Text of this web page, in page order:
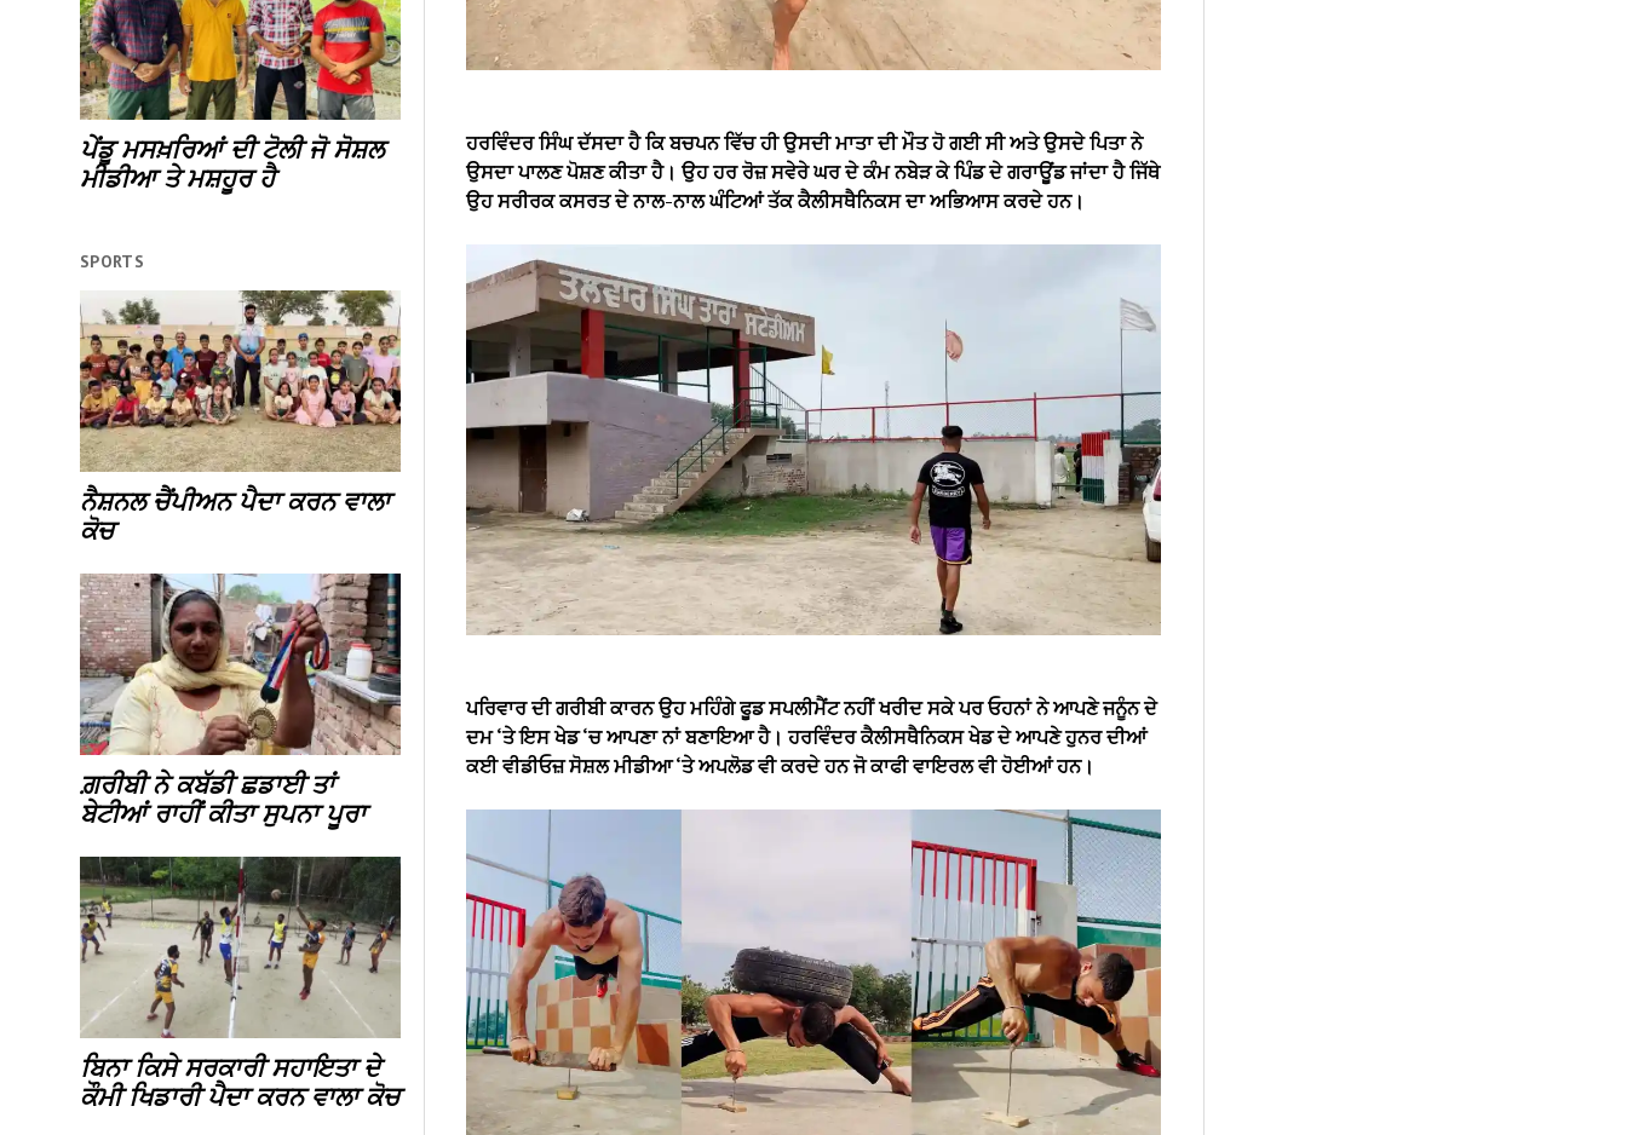
ਪੇਂਡੂ ਮਸਖ਼ਰਿਆਂ ਦੀ ਟੋਲੀ ਜੋ ਸੋਸ਼ਲ
ਮੀਡੀਆ ਤੇ ਮਸ਼ਹੂਰ ਹੈ
SPORTS
ਨੈਸ਼ਨਲ ਚੈਂਪੀਅਨ ਪੈਦਾ ਕਰਨ ਵਾਲਾ
ਕੋਚ
ਗ਼ਰੀਬੀ ਨੇ ਕਬੱਡੀ ਛਡਾਈ ਤਾਂ
ਬੇਟੀਆਂ ਰਾਹੀਂ ਕੀਤਾ ਸੁਪਨਾ ਪੂਰਾ
ਬਿਨਾ ਕਿਸੇ ਸਰਕਾਰੀ ਸਹਾਇਤਾ ਦੇ
ਕੌਮੀ ਖਿਡਾਰੀ ਪੈਦਾ ਕਰਨ ਵਾਲਾ ਕੋਚ
ਹਰਵਿੰਦਰ ਸਿੰਘ ਦੱਸਦਾ ਹੈ ਕਿ ਬਚਪਨ ਵਿੱਚ ਹੀ ਉਸਦੀ ਮਾਤਾ ਦੀ ਮੌਤ ਹੋ ਗਈ ਸੀ ਅਤੇ ਉਸਦੇ ਪਿਤਾ ਨੇ
ਉਸਦਾ ਪਾਲਣ ਪੋਸ਼ਣ ਕੀਤਾ ਹੈ। ਉਹ ਹਰ ਰੋਜ਼ ਸਵੇਰੇ ਘਰ ਦੇ ਕੰਮ ਨਬੇੜ ਕੇ ਪਿੰਡ ਦੇ ਗਰਾਊਂਡ ਜਾਂਦਾ ਹੈ ਜਿੱਥੇ
ਉਹ ਸਰੀਰਕ ਕਸਰਤ ਦੇ ਨਾਲ-ਨਾਲ ਘੰਟਿਆਂ ਤੱਕ ਕੈਲੀਸਥੈਨਿਕਸ ਦਾ ਅਭਿਆਸ ਕਰਦੇ ਹਨ।
ਪਰਿਵਾਰ ਦੀ ਗਰੀਬੀ ਕਾਰਨ ਉਹ ਮਹਿੰਗੇ ਫੂਡ ਸਪਲੀਮੈਂਟ ਨਹੀਂ ਖਰੀਦ ਸਕੇ ਪਰ ਓਹਨਾਂ ਨੇ ਆਪਣੇ ਜਨੂੰਨ ਦੇ
ਦਮ ‘ਤੇ ਇਸ ਖੇਡ ‘ਚ ਆਪਣਾ ਨਾਂ ਬਣਾਇਆ ਹੈ। ਹਰਵਿੰਦਰ ਕੈਲੀਸਥੈਨਿਕਸ ਖੇਡ ਦੇ ਆਪਣੇ ਹੁਨਰ ਦੀਆਂ
ਕਈ ਵੀਡੀਓਜ਼ ਸੋਸ਼ਲ ਮੀਡੀਆ ‘ਤੇ ਅਪਲੋਡ ਵੀ ਕਰਦੇ ਹਨ ਜੋ ਕਾਫੀ ਵਾਇਰਲ ਵੀ ਹੋਈਆਂ ਹਨ।